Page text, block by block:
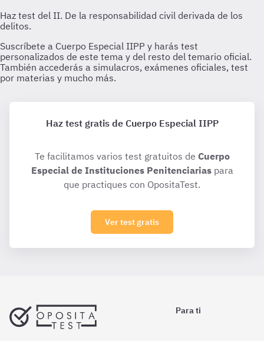
Haz test gratis de Cuerpo Especial IIPP
Te facilitamos varios test gratuitos de Cuerpo
Especial de Instituciones Penitenciariaspara
que practiques con OpositaTest.
Ver test gratis
Para ti